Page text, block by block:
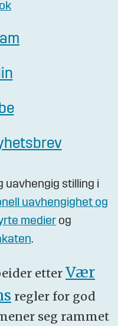
uavhengig stilling i
uavhengighet og
medier og
.
etter Vær
regler for god
seg rammet